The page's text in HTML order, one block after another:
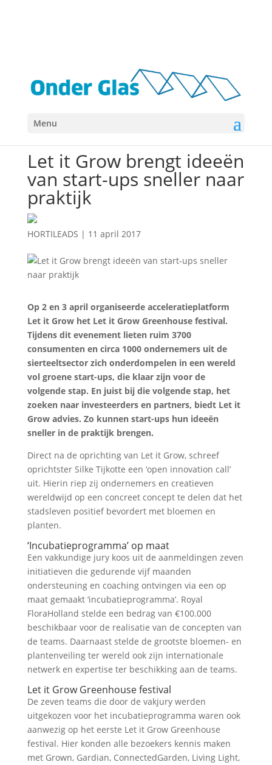
Menu
Nieuws
Let it Grow brengt ideeën
van start-ups sneller naar
praktijk
HORTILEADS | 11 april 2017
Op 2 en 3 april organiseerde acceleratieplatform
Let it Grow het Let it Grow Greenhouse festival.
Tijdens dit evenement lieten ruim 3700
consumenten en circa 1000 ondernemers uit de
sierteeltsector zich onderdompelen in een wereld
vol groene start-ups, die klaar zijn voor de
volgende stap. En juist bij die volgende stap, het
zoeken naar investeerders en partners, biedt Let it
Grow advies. Zo kunnen start-ups hun ideeën
sneller in de praktijk brengen.
Direct na de oprichting van Let it Grow, schreef
oprichtster Silke Tijkotte een ‘open innovation call’
uit. Hierin riep zij ondernemers en creatieven
wereldwijd op een concreet concept te delen dat het
stadsleven positief bevordert met bloemen en
planten.
‘Incubatieprogramma’ op maat
Een vakkundige jury koos uit de aanmeldingen zeven
initiatieven die gedurende vijf maanden
ondersteuning en coaching ontvingen via een op
maat gemaakt ‘incubatieprogramma’. Royal
FloraHolland stelde een bedrag van €100.000
beschikbaar voor de realisatie van de concepten van
de teams. Daarnaast stelde de grootste bloemen- en
plantenveiling ter wereld ook zijn internationale
netwerk en expertise ter beschikking aan de teams.
Let it Grow Greenhouse festival
De zeven teams die door de vakjury werden
uitgekozen voor het incubatieprogramma waren ook
aanwezig op het eerste Let it Grow Greenhouse
festival. Hier konden alle bezoekers kennis maken
met Grown, Gardian, ConnectedGarden, Living Light,